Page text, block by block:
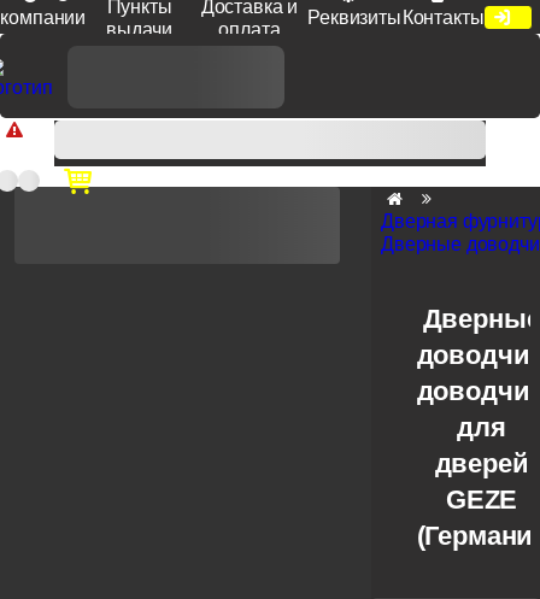
компании
Пункты
выдачи
Доставка и
оплата
Реквизиты Контакты
Доп. скидка от цен на сайте 7% при заказе от 50 тыс. руб
продукции Venezia, Fratelli, Tupai, Extreza, Melodia, Forme при
оплате по счету.
Дверная
Дверные
Дверные
для
дверей
GEZE